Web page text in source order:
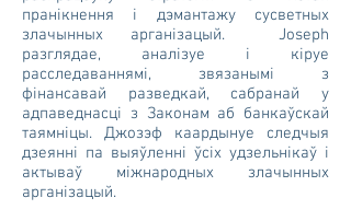
пранікнення і дэмантажу сусветных
злачынных арганізацый. Joseph
разглядае, аналізуе і кіруе
расследаваннямі, звязанымі з
фінансавай разведкай, сабранай у
адпаведнасці з Законам аб банкаўскай
таямніцы. Джозэф каардынуе следчыя
дзеянні па выяўленні ўсіх удзельнікаў і
актываў міжнародных злачынных
арганізацый.